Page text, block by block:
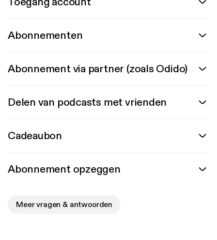
Abonnementen
Abonnement via partner (zoals Odido)
Delen van podcasts met vrienden
Cadeaubon
Abonnement opzeggen
Meer vragen & antwoorden